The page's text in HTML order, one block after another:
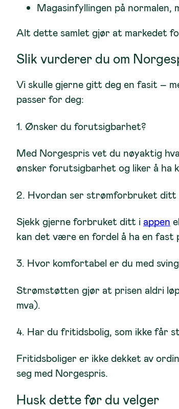
Magasinfyllingen på normalen,
Alt dette samlet gjør at markedet
Slik vurderer du om
Vi skulle gjerne gitt deg en fasit –
passer for deg:
1. Ønsker du forutsigbarhet?
Med Norgespris vet du nøyaktig
ønsker forutsigbarhetog liker å ha
2. Hvordan ser strømforbruket ditt
Sjekk gjerne forbruket ditt i appen
kan det være en fordel å ha en fast
3. Hvor komfortabel er du med
Strømstøtten gjør at prisen aldri
mva).
4. Har du fritidsbolig, som ikke får
Fritidsboliger er ikke dekket av
seg med Norgespris.
Husk dette før du velger